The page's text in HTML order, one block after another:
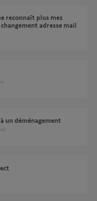
adresse mail
un déménagement